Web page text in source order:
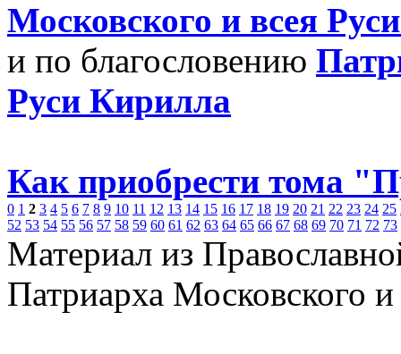
Московского и всея
и по благословению
Руси Кирилла
Как приобрести тома
0 1 2 3 4 5 6 7 8 9 10 11 12 13 14 15 16 17 18 19 20 21 22 23 24 25
52 53 54 55 56 57 58 59 60 61 62 63 64 65 66 67 68 69 70 71 72 73
Материал из
Патриарха Московского